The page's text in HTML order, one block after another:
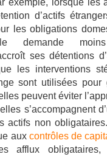
exemple, lorsque les
d’actifs
les obligations
demande moins
ses détentions
les interventions
sont utilisées pour
peuvent éviter
s’accompagnent
actifs non
auxcontrôles de
afflux